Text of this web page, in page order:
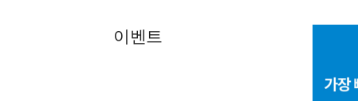
이벤트